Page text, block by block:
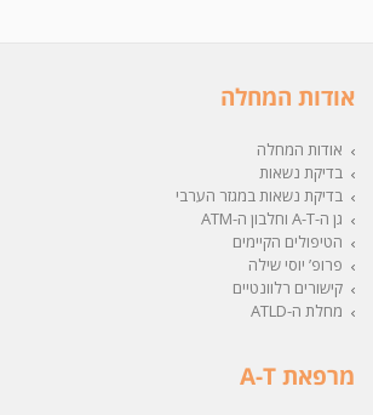
אודות המחלה
אודות המחלה
בדיקת נשאות
בדיקת נשאות במגזר הערבי
גן ה-A-T וחלבון ה-ATM
הטיפולים הקיימים
פרופ’ יוסי שילה
קישורים רלוונטיים
מחלת ה-ATLD
מרפאת A-T